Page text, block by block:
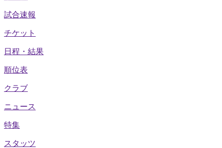
試合速報
チケット
日程・結果
順位表
クラブ
ニュース
特集
スタッツ